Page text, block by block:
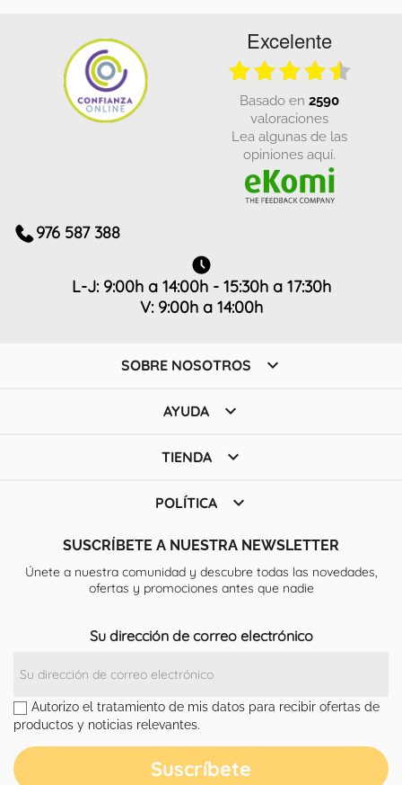
Excelente
basado en 2590
valoraciones
Lea algunas de las
opiniones aquí.
976 587 388
L-J: 9:00h a 14:00h - 15:30h a 17:30h
V: 9:00h a 14:00h
SOBRE NOSOTROS 
AYUDA 
TIENDA 
POLÍTICA 
SUSCRÍBETE A NUESTRA NEWSLETTER
Únete a nuestra comunidad y descubre todas las novedades,
ofertas y promociones antes que nadie
Su dirección de correo electrónico
Autorizo el tratamiento de mis datos para recibir ofertas de
productos y noticias relevantes.